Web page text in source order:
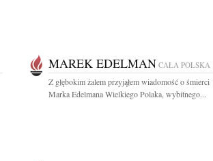
MAREK EDELMAN CAŁA POLSKA
Z głębokim żalem przyjąłem wiadomość o śmierci
Marka Edelmana Wielkiego Polaka, wybitnego...